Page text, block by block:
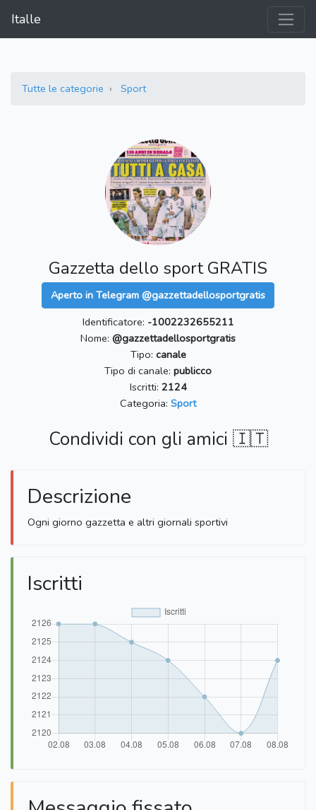
Italle
Tutte le categorie Sport
Gazzetta dello sport GRATIS
Aperto in Telegram @gazzettadellosportgratis
Identificatore: -1002232655211
Nome: @gazzettadellosportgratis
Tipo: canale
Tipo di canale: publicco
Iscritti: 2124
Categoria: Sport
Condividi con gli amici 🇮🇹
Descrizione
Ogni giorno gazzetta e altri giornali sportivi
Iscritti